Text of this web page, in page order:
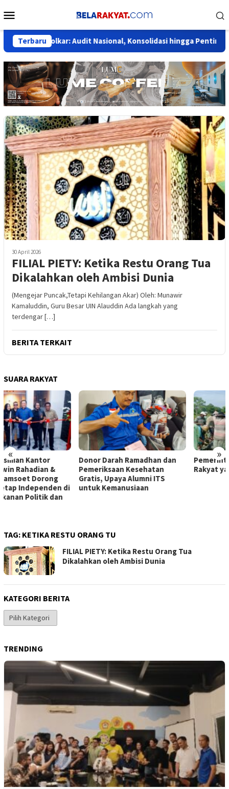
ke
Mobile
Terbaru
Golkar: Audit Nasional, Konsolidasi hingga Pentingnya
30 April 2026
FILIAL PIETY: Ketika Restu Orang Tua
Dikalahkan oleh Ambisi Dunia
(Mengejar Puncak,Tetapi Kehilangan Akar) Oleh: Munawir
Kamaluddin, Guru Besar UIN Alauddin Ada langkah yang
terdengar […]
BERITA TERKAIT
SUARA RAKYAT
« »
Donor Darah Ramadhan dan
Pemeriksaan Kesehatan
Gratis, Upaya Alumni ITS
untuk Kemanusiaan
Pemerintah Umbar Janji,
Rakyat yang Memperbaiki
TAG: KETIKA RESTU ORANG TU
FILIAL PIETY: Ketika Restu Orang Tua
Dikalahkan oleh Ambisi Dunia
KATEGORI BERITA
Kategori
Berita
TRENDING